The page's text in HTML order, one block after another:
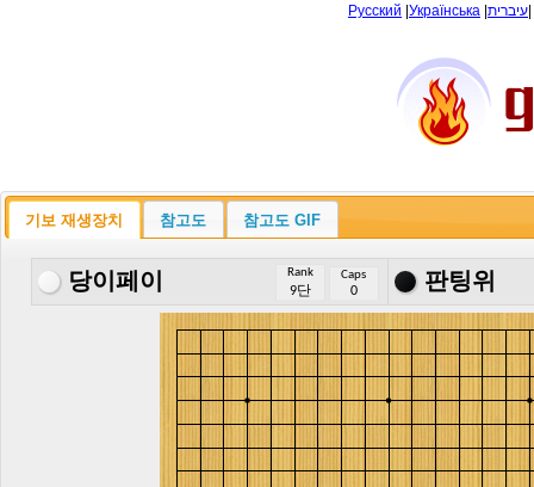
Русский Українська עיברית
기보 재생장치 참고도 참고도 GIF
당이페이 Rank
9단
Caps
0 판팅위